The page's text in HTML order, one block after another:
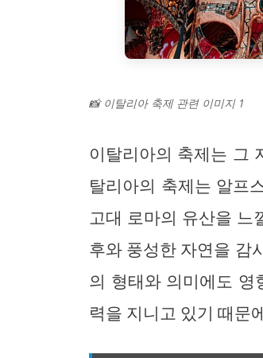
📸 이탈리아 축제 관련 이미지 1
이탈리아의 축제는 그
탈리아의 축제는 알프
고대 로마의 유산을 느
후와 풍성한 자연을 감
의 형태와 의미에도 영
력을 지니고 있기 때문